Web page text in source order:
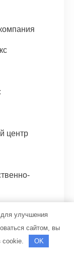
центр
улучшения
сайтом, вы
cookie.
OK